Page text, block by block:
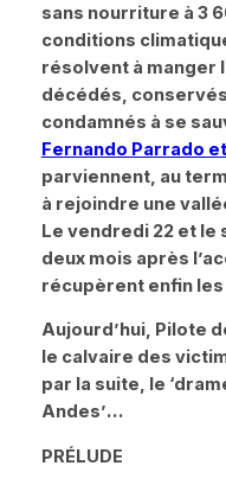
sans nourriture à 3
conditions
résolvent à manger
décédés,
condamnés à se
Fernando Parrado
parviennent, au
à rejoindre une
Le vendredi 22 et le
deux mois après
récupèrent enfin les
Aujourd’hui, Pilote
le calvaire des
par la suite, le
Andes’…
PRÉLUDE